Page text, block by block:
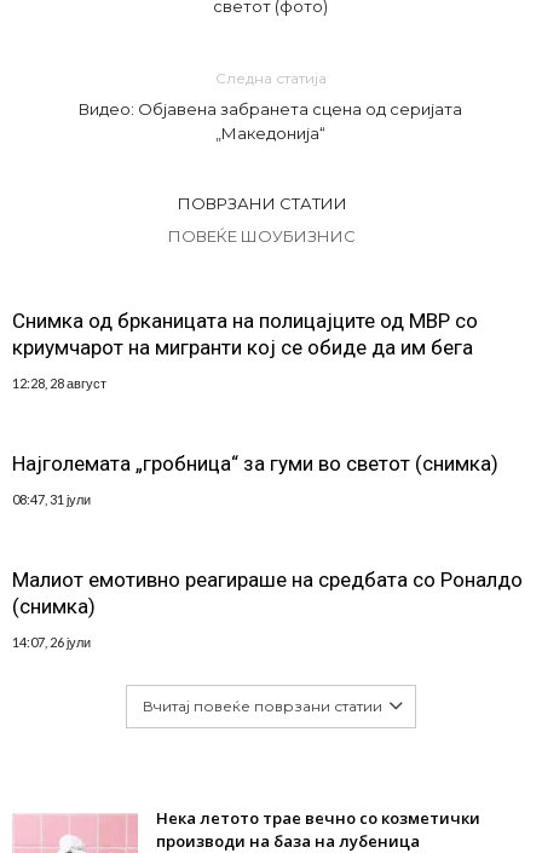
светот (фото)
Следна статија
Видео: Објавена забранета сцена од серијата
„Македонија“
ПОВРЗАНИ СТАТИИ
ПОВЕЌЕ ШОУБИЗНИС
Снимка од брканицата на полицајците од МВР со
криумчарот на мигранти кој се обиде да им бега
12:28, 28 август
Најголемата „гробница“ за гуми во светот (снимка)
08:47, 31 јули
Малиот емотивно реагираше на средбата со Роналдо
(снимка)
14:07, 26 јули
Вчитај повеќе поврзани статии
Нека летото трае вечно со козметички
производи на база на лубеница